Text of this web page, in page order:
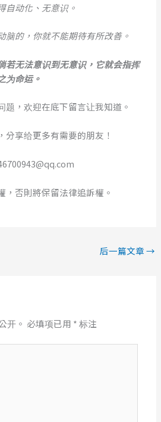
自动化、无意识。
脑的，你就不能期待有所改善。
若无法意识到无意识，它就会指挥
为命运。
题，欢迎在底下留言让我知道。
享给更多有需要的朋友！
，否則將保留法律追訴權。
后一篇文章→
开。 必填项已用 *标注